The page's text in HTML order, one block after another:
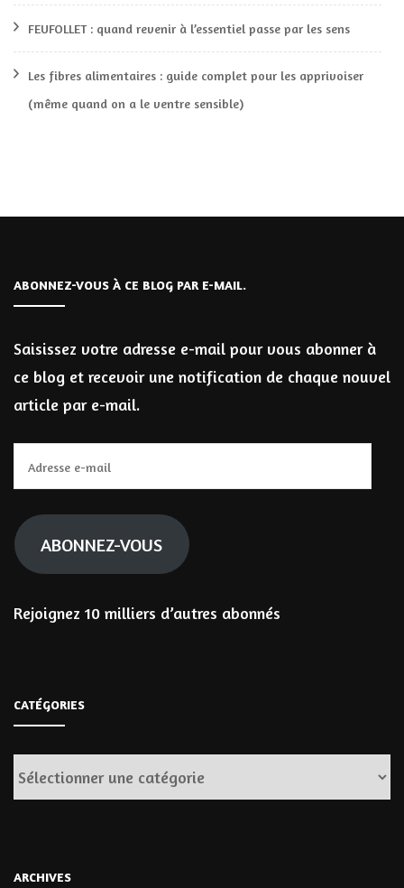
FEUFOLLET : quand revenir à l’essentiel passe par les sens
Les fibres alimentaires : guide complet pour les apprivoiser
(même quand on a le ventre sensible)
ABONNEZ-VOUS À CE BLOG PAR E-MAIL.
Saisissez votre adresse e-mail pour vous abonner à
ce blog et recevoir une notification de chaque nouvel
article par e-mail.
e-
mail
ABONNEZ-VOUS
Rejoignez 10 milliers d’autres abonnés
CATÉGORIES
Catégories
ARCHIVES